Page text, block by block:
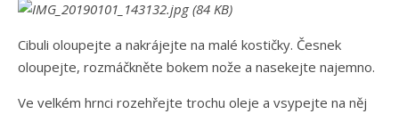
Cibuli oloupejte a nakrájejte na malé kostičky. Česnek
oloupejte, rozmáčkněte bokem nože a nasekejte najemno.
Ve velkém hrnci rozehřejte trochu oleje a vsypejte na něj